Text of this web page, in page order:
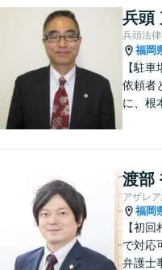
営課題
法的サ
した経
いいた
兵頭
兵頭法
福岡
【駐
依頼者
に、根
トラブ
はご相
応可】
渡部
アザレ
福岡
【初
で対応
弁護士